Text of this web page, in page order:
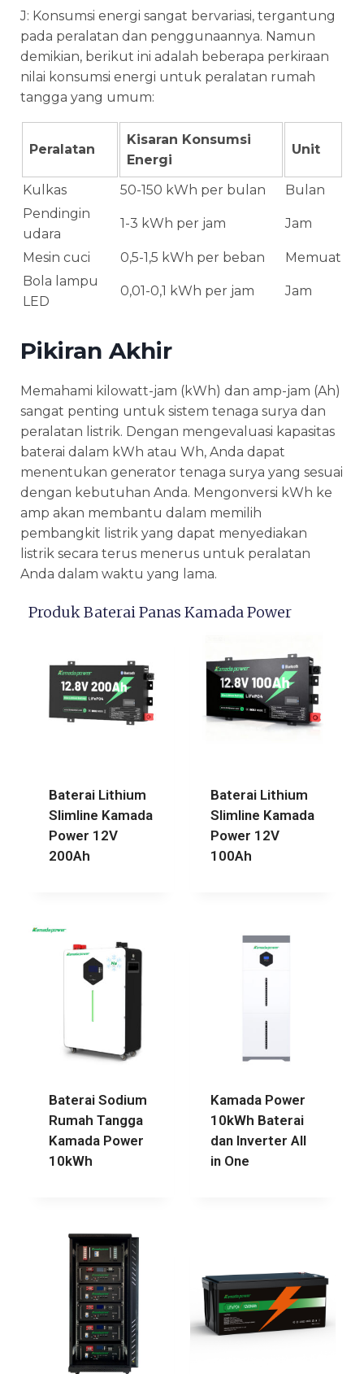
J: Konsumsi energi sangat bervariasi, tergantung
pada peralatan dan penggunaannya. Namun
demikian, berikut ini adalah beberapa perkiraan
nilai konsumsi energi untuk peralatan rumah
tangga yang umum:
Peralatan
Kisaran Konsumsi
Energi
Unit
Kulkas 50-150 kWh per bulan
Bulan
Pendingin
udara
1-3 kWh per jam Jam
Mesin cuci 0,5-1,5 kWh per beban
Memuat
Bola lampu
LED
0,01-0,1 kWh per jam Jam
Pikiran Akhir
Memahami kilowatt-jam (kWh) dan amp-jam (Ah)
sangat penting untuk sistem tenaga surya dan
peralatan listrik. Dengan mengevaluasi kapasitas
baterai dalam kWh atau Wh, Anda dapat
menentukan generator tenaga surya yang sesuai
dengan kebutuhan Anda. Mengonversi kWh ke
amp akan membantu dalam memilih
pembangkit listrik yang dapat menyediakan
listrik secara terus menerus untuk peralatan
Anda dalam waktu yang lama.
Produk Baterai Panas Kamada Power
Baterai Lithium
Slimline Kamada
Power 12V
200Ah
Baterai Lithium
Slimline Kamada
Power 12V
100Ah
Baterai Sodium
Rumah Tangga
Kamada Power
10kWh
Kamada Power
10kWh Baterai
dan Inverter All
in One